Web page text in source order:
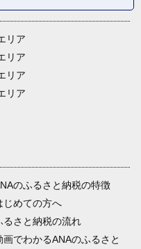
リア
リア
リア
リア
のふるさと納税の特徴
じめての方へ
るさと納税の流れ
画でわかるANAのふるさと